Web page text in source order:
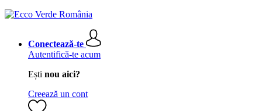
Conectează-te
Autentifică-te acum
Ești nou aici?
Creează un cont